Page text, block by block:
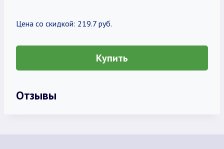
Цена со скидкой: 219.7 руб.
Купить
Отзывы